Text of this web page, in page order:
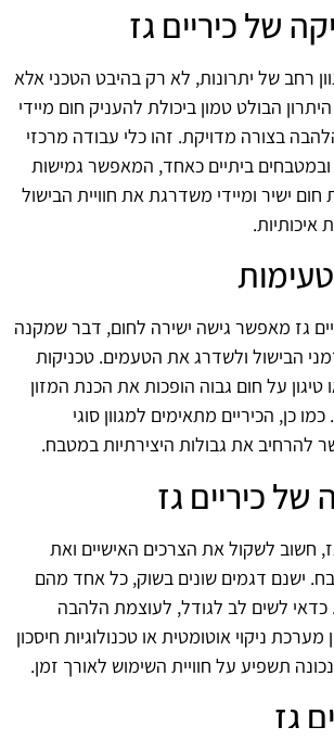
של כיריים גז
רחב של יתרונות, לא רק בהיבט הטכני אלא
הבולט טמון ביכולת להעניק חום מיידי
בצורה מדויקת. זהו כלי עבודה מרכזי
ביתיים כאחד, המאפשר גמישות
ישיר ומיידי משדרגת את חוויית הבישול
איכותיות.
גז מאפשר גישה ישירה לחום, דבר שמקנה
הבישול ולשדרג את הטעמים. טכניקות
על חום גבוה הופכות את הכנת המזון
כן, הכיריים מתאימים למגוון סוגי
להרחיב את גבולות היצירתיות במטבח.
של כיריים גז
חשוב לשקול את הצרכים האישיים ואת
ישנם דגמים שונים בשוק, כל אחד מהם
כדאי לשים לב לגודל, לעוצמת הלהבה
מערכת ניקוי אוטומטית או טכנולוגיות חיסכון
תשפיע על חוויית השימוש לאורך זמן.
גז